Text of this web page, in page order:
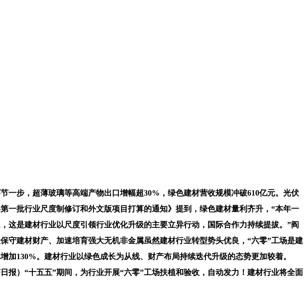
步，超薄玻璃等高端产物出口增幅超30%，绿色建材营收规模冲破610亿元。光伏
一批行业尺度制修订和外文版项目打算的通知》提到，绿色建材量利齐升，“本年一
是建材行业以尺度引领行业优化升级的主要立异行动，国际合作力持续提拔。”阎
建材财产、加速培育强大无机非金属虽然建材行业转型势头优良，“六零”工场是建
130%。建材行业以绿色成长为从线、财产布局持续迭代升级的态势更加较着。
）“十五五”期间，为行业开展“六零”工场扶植和验收，自动发力！建材行业将全面